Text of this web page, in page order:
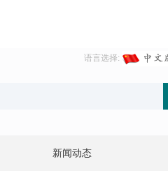
语言选择:
新闻动态